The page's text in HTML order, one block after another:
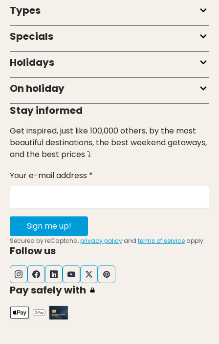
Types
Specials
Holidays
On holiday
Stay informed
Get inspired, just like 100,000 others, by the most
beautiful destinations, the best weekend getaways,
and the best prices ⤵
Your e-mail address *
Sign me up!
Secured by reCaptcha,privacy policy and terms of service apply.
Follow us
Pay safely with